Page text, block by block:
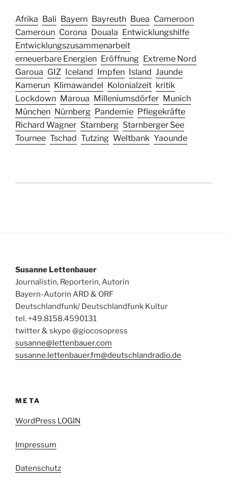
Afrika Bali Bayern Bayreuth Buea Cameroon
Cameroun Corona Douala Entwicklungshilfe
Entwicklungszusammenarbeit
erneuerbare Energien Eröffnung Extreme Nord
Garoua GIZ Iceland Impfen Island Jaunde
Kamerun Klimawandel Kolonialzeit kritik
Lockdown Maroua Milleniumsdörfer Munich
München Nürnberg Pandemie Pflegekräfte
Richard Wagner Starnberg Starnberger See
Tournee Tschad Tutzing Weltbank Yaounde
Susanne Lettenbauer
Journalistin, Reporterin, Autorin
Bayern-Autorin ARD & ORF
Deutschlandfunk/ Deutschlandfunk Kultur
tel. +49.8158.4590131
twitter & skype @giocosopress
susanne@lettenbauer.com
susanne.lettenbauer.fm@deutschlandradio.de
META
WordPress LOGIN
Impressum
Datenschutz